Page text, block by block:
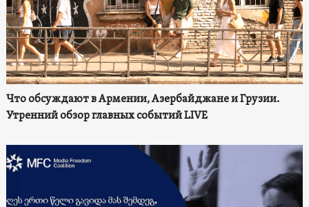
Что обсуждают в Армении, Азербайджане и Грузии.
Утренний обзор главных событий LIVE